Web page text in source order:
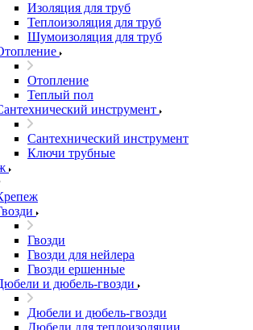
Изоляция для труб
Теплоизоляция для труб
Шумоизоляция для труб
Отопление
Теплый пол
инструмент
Сантехнический инструмент
Ключи трубные
Гвозди
Гвозди для нейлера
Гвозди ершенные
и дюбель-гвозди
Дюбели и дюбель-гвозди
Дюбели для теплоизоляции